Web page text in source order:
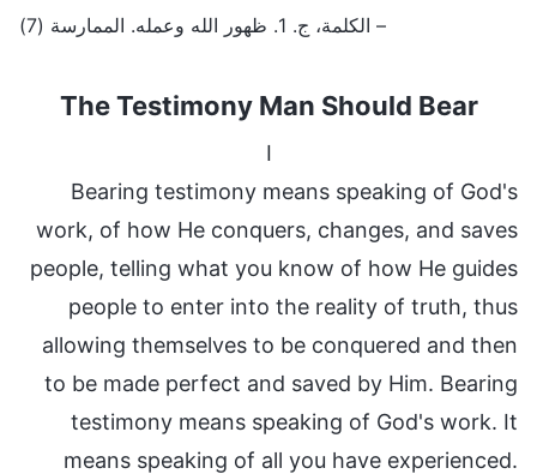
– الكلمة، ج. 1. ظهور الله وعمله. الممارسة (7)
The Testimony Man Should Bear
I
Bearing testimony means speaking of God's
work, of how He conquers, changes, and saves
people, telling what you know of how He guides
people to enter into the reality of truth, thus
allowing themselves to be conquered and then
to be made perfect and saved by Him. Bearing
testimony means speaking of God's work. It
means speaking of all you have experienced.